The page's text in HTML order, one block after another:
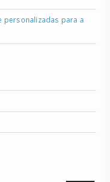
personalizadas para a